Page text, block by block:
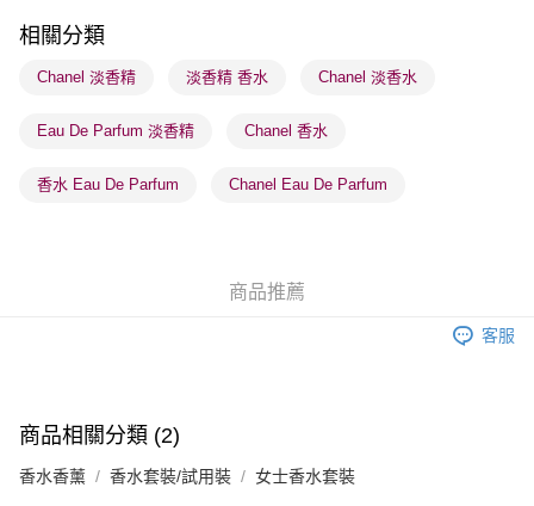
每筆HK$65.00，滿HK$300.00或以上免運費
確認發貨後1-3 工作天送達，訂單將隨機分配至SF順豐速運或京東
每筆HK$65.00，滿HK$300.00或以上免運費
(香港門市) 只顯示可選門市。確認發貨後2-5個工作天到店，3天內
(澳門門市) 只顯示可選門市。確認發貨後2-5個工作天到店，3天內
相關分類
Chanel 淡香精 淡香精 香水 Chanel 淡香水
Eau De Parfum 淡香精 Chanel 香水
香水 Eau De Parfum Chanel Eau De Parfum
商品推薦
客服
商品相關分類 (2)
香水香薰 香水套裝/試用裝 女士香水套裝